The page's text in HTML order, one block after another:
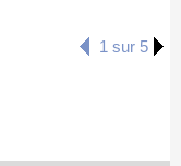
1 sur 5